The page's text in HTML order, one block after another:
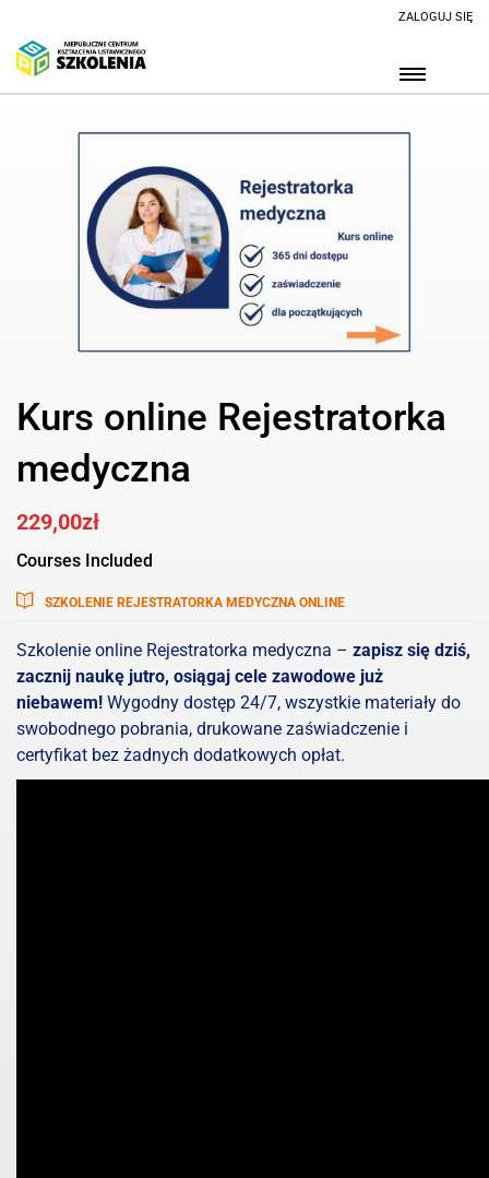
ZALOGUJ SIĘ
Kurs online Rejestratorka
medyczna
229,00zł
Courses Included
SZKOLENIE REJESTRATORKA MEDYCZNA ONLINE
Szkolenie online Rejestratorka medyczna – zapisz się dziś,
zacznij naukę jutro, osiągaj cele zawodowe już
niebawem! Wygodny dostęp 24/7, wszystkie materiały do
swobodnego pobrania, drukowane zaświadczenie i
certyfikat bez żadnych dodatkowych opłat.